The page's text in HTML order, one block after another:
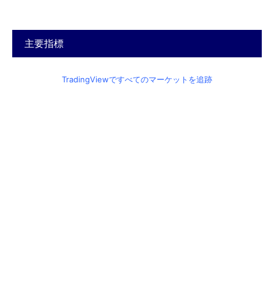
主要指標
TradingViewですべてのマーケットを追跡